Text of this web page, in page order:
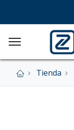
Tienda